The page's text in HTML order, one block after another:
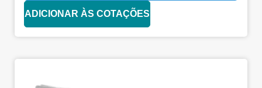
ADICIONAR ÀS COTAÇÕES